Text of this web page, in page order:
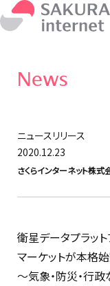
News
ニュースリリース
2020.12.23
さくらインターネット株式
衛星データプラット
マーケットが本格
〜気象・防災・行